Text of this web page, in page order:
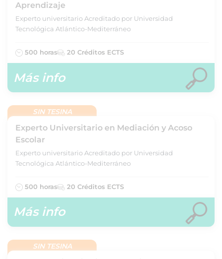
Aprendizaje
Experto universitario Acreditado por Universidad
Tecnológica Atlántico-Mediterráneo
500 horas 20 Créditos ECTS
Más info
SIN TESINA
Experto Universitario en Mediación y Acoso
Escolar
Experto universitario Acreditado por Universidad
Tecnológica Atlántico-Mediterráneo
500 horas 20 Créditos ECTS
Más info
SIN TESINA